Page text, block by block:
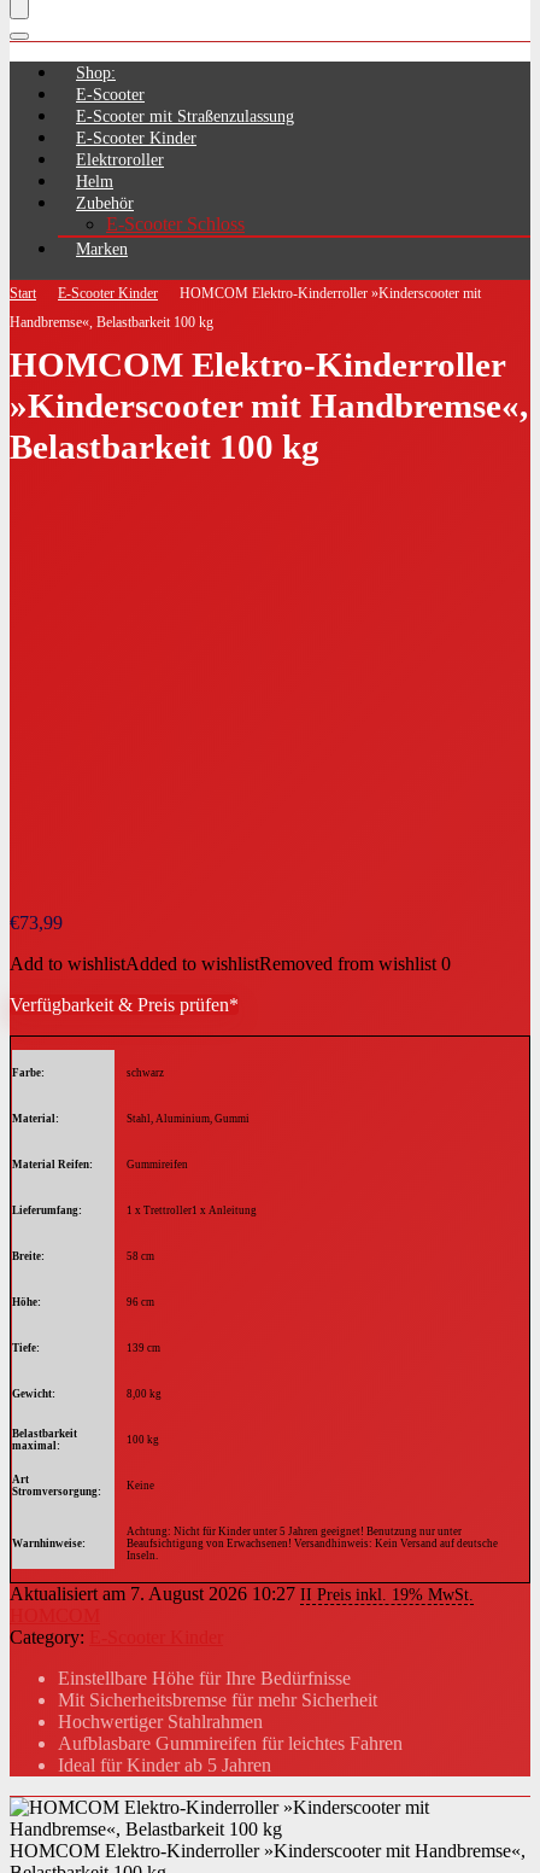
Shop:
E-Scooter
E-Scooter mit Straßenzulassung
E-Scooter Kinder
Elektroroller
Helm
Zubehör
E-Scooter Schloss
Marken
Start E-Scooter Kinder
HOMCOM Elektro-Kinderroller »Kinderscooter mit
Handbremse«, Belastbarkeit 100 kg
HOMCOM Elektro-Kinderroller
»Kinderscooter mit Handbremse«,
Belastbarkeit 100 kg
€73,99
Add to wishlistAdded to wishlistRemoved from wishlist 0
Verfügbarkeit & Preis prüfen*
Farbe schwarz
Material Stahl, Aluminium, Gummi
Material Reifen Gummireifen
Lieferumfang 1 x Trettroller1 x Anleitung
Breite 58 cm
Höhe 96 cm
Tiefe 139 cm
Gewicht 8,00 kg
Belastbarkeit
maximal
100 kg
Art
Stromversorgung
Keine
Warnhinweise
Achtung: Nicht für Kinder unter 5 Jahren geeignet! Benutzung nur unter
Beaufsichtigung von Erwachsenen! Versandhinweis: Kein Versand auf deutsche
Inseln.
Altersempfehlung ab 5 Jahren
Nutzungsbereich
Aktualisiert am 7. August 2026 10:27 II Preis inkl. 19% MwSt.
Category:
Einstellbare Höhe für Ihre Bedürfnisse
Mit Sicherheitsbremse für mehr Sicherheit
Hochwertiger Stahlrahmen
Aufblasbare Gummireifen für leichtes Fahren
Ideal für Kinder ab 5 Jahren
HOMCOM Elektro-Kinderroller »Kinderscooter mit Handbremse«,